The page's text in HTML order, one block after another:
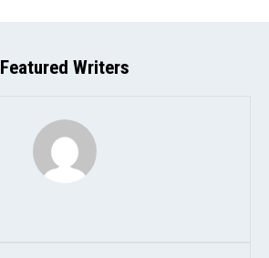
Featured Writers